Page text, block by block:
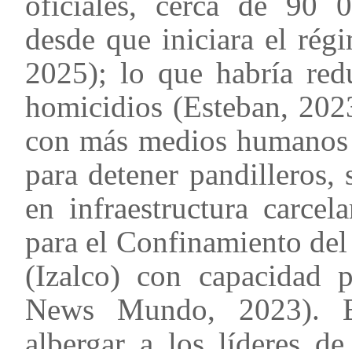
desde que iniciara el
2025); lo que habría
homicidios (Esteban,
con más medios
para detener pandilleros,
en infraestructura
para el Confinamiento
(Izalco) con capacidad
News Mundo, 2023).